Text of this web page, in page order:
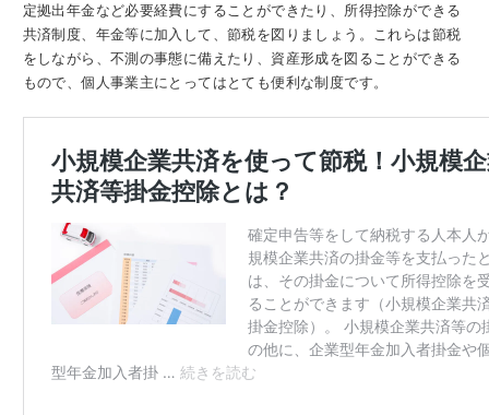
定拠出年金など必要経費にすることができたり、所得控除ができる
共済制度、年金等に加入して、節税を図りましょう。これらは節税
をしながら、不測の事態に備えたり、資産形成を図ることができる
もので、個人事業主にとってはとても便利な制度です。